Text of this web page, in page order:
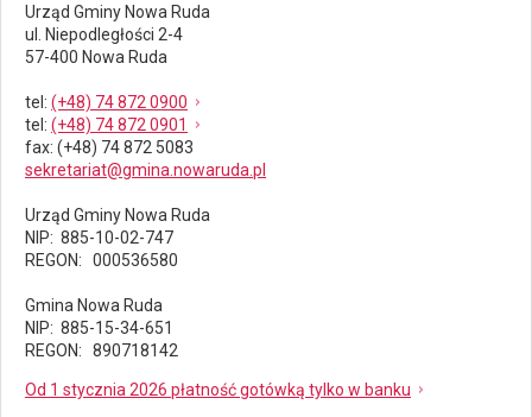
Urząd Gminy Nowa Ruda
ul. Niepodległości 2-4
57-400 Nowa Ruda
tel : (+48) 74 872 0900
tel : (+48) 74 872 0901
fax: (+48) 74 872 5083
sekretariat@gmina.nowaruda.pl
Urząd Gminy Nowa Ruda
NIP: 885-10-02-747
REGON: 000536580
Gmina Nowa Ruda
NIP: 885-15-34-651
REGON: 890718142
Od 1 stycznia 2026 płatność gotówką tylko w banku